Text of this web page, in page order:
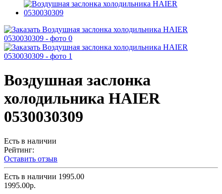
Воздушная заслонка
холодильника HAIER
0530030309
Есть в наличии
Рейтинг:
Оставить отзыв
Есть в наличии 1995.00
1995.00р.